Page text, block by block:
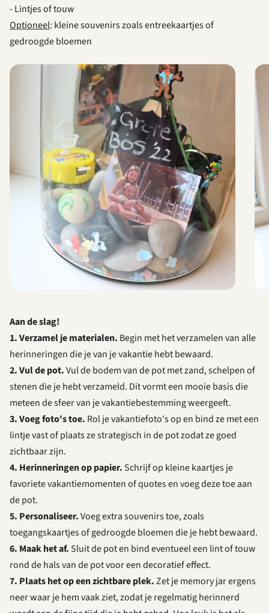
- Lintjes of touw
Optioneel: kleine souvenirs zoals entreekaartjes of
gedroogde bloemen
Aan de slag!
1. Verzamel je materialen. Begin met het verzamelen van alle
herinneringen die je van je vakantie hebt bewaard.
2. Vul de pot.Vul de bodem van de pot met zand, schelpen of
stenen die je hebt verzameld. Dit vormt een mooie basis die
meteen de sfeer van je vakantiebestemming weergeeft.
3. Voeg foto's toe. Rol je vakantiefoto's op en bind ze met een
lintje vast of plaats ze strategisch in de pot zodat ze goed
zichtbaar zijn.
4. Herinneringen op papier. Schrijf op kleine kaartjes je
favoriete vakantiemomenten of quotes en voeg deze toe aan
de pot.
5. Personaliseer.Voeg extra souvenirs toe, zoals
toegangskaartjes of gedroogde bloemen die je hebt bewaard.
6. Maak het af. Sluit de pot en bind eventueel een lint of touw
rond de hals van de pot voor een decoratief effect.
7. Plaats het op een zichtbare plek.Zet je memory jar ergens
neer waar je hem vaak ziet, zodat je regelmatig herinnerd